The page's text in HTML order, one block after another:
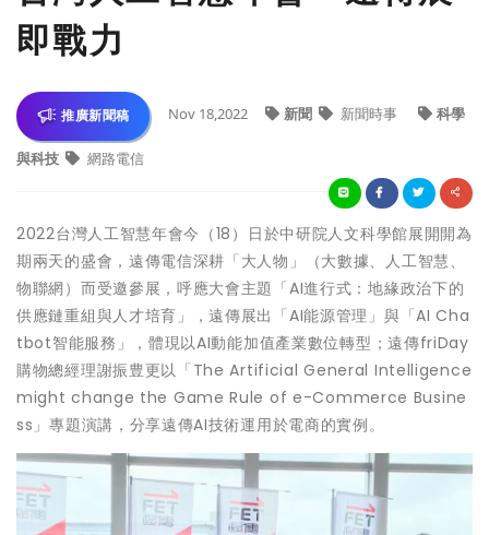
即戰力
推廣新聞稿 Nov 18,2022 新聞 新聞時事 科學
與科技 網路電信
2022台灣人工智慧年會今（18）日於中研院人文科學館展開開為
期兩天的盛會，遠傳電信深耕「大人物」（大數據、人工智慧、
物聯網）而受邀參展，呼應大會主題「AI進行式：地緣政治下的
供應鏈重組與人才培育」，遠傳展出「AI能源管理」與「AI Cha
tbot智能服務」，體現以AI動能加值產業數位轉型；遠傳friDay
購物總經理謝振豊更以「The Artificial General Intelligence
might change the Game Rule of e-Commerce Busine
ss」專題演講，分享遠傳AI技術運用於電商的實例。